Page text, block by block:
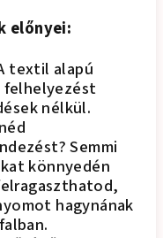
előnyei:
textil alapú
felhelyezést
nélkül.
Semmi
könnyedén
hagynának